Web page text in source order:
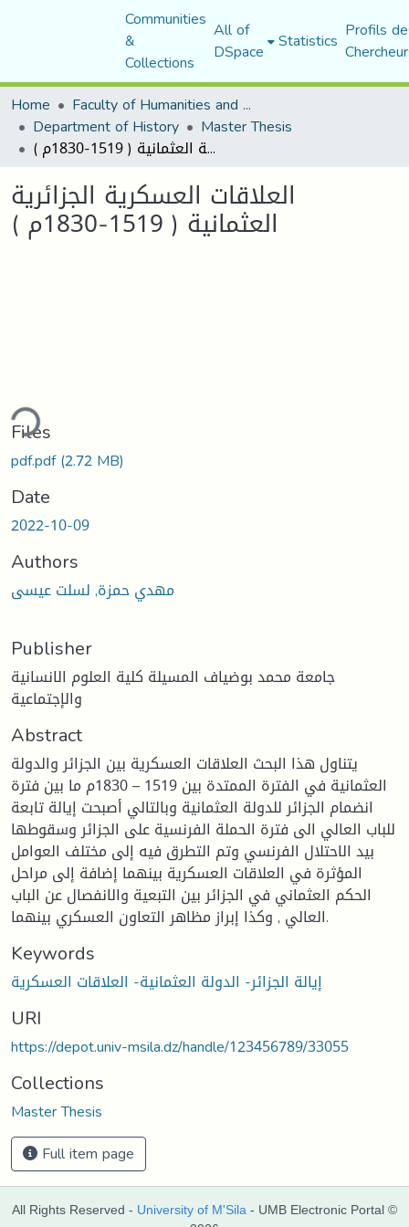
Communities
&
Collections
All of
DSpace Statistics Profils
Home
Faculty of Humanities and Social Sciences
Department of History Master Thesis
العلاقات العسكرية الجزائرية العثمانية ( 1519-1830م )
العلاقات العسكرية الجزائرية
العثمانية ( 1519-1830م )
Files
pdf.pdf(2.72 MB)
Date
2022-10-09
Authors
مهدي حمزة, لسلت عيسى
Publisher
جامعة محمد بوضياف المسيلة كلية العلوم الانسانية
والإجتماعية
Abstract
يتناول هذا البحث العلاقات العسكرية بين الجزائر والدولة
العثمانية في الفترة الممتدة بين 1519 – 1830م ما بين فترة
انضمام الجزائر للدولة العثمانية وبالتالي أصبحت إيالة تابعة
للباب العالي الى فترة الحملة الفرنسية على الجزائر وسقوطها
بيد الاحتلال الفرنسي وتم التطرق فيه إلى مختلف العوامل
المؤثرة في العلاقات العسكرية بينهما إضافة إلى مراحل
الحكم العثماني في الجزائر بين التبعية والانفصال عن الباب
العالي , وكذا إبراز مظاهر التعاون العسكري بينهما.
Keywords
إيالة الجزائر- الدولة العثمانية- العلاقات العسكرية
URI
https://depot.univ-msila.dz/handle/123456789/33055
Collections
Master Thesis
Full item page
All Rights Reserved - University of M'Sila - UMB Electronic Portal ©